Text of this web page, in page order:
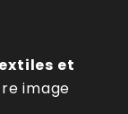
et
image